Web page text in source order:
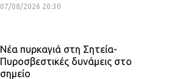
07/08/2026 20:30
Νέα πυρκαγιά στη Σητεία-
Πυροσβεστικές δυνάμεις στο
σημείο